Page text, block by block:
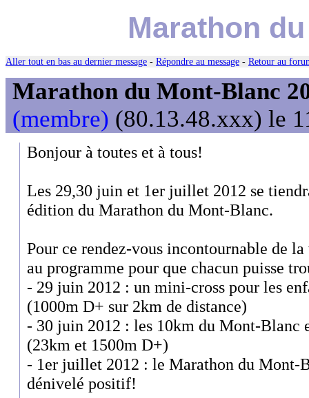
Marathon
Aller tout en bas au dernier message - Répondre au message - Retour au
Marathon du Mont-Blanc
(membre) (80.13.48.xxx) le
Bonjour à toutes et à tous!
Les 29,30 juin et 1er juillet 2012 se
édition du Marathon du Mont-Blanc.
Pour ce rendez-vous incontournable de
au programme pour que chacun puisse
- 29 juin 2012 : un mini-cross pour les
(1000m D+ sur 2km de distance)
- 30 juin 2012 : les 10km du Mont-Blanc
(23km et 1500m D+)
- 1er juillet 2012 : le Marathon du Mont-
dénivelé positif!